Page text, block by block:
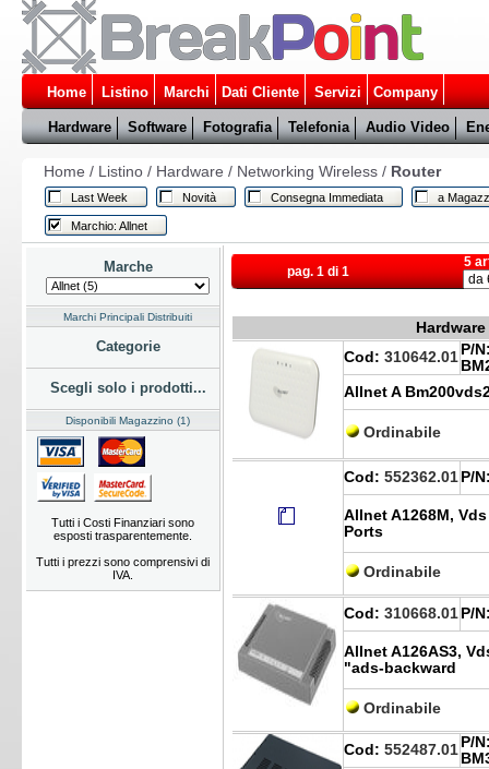
Home Listino Marchi Dati Cliente Servizi Company
Hardware Software Fotografia Telefonia Audio Video
Home / Listino/ Hardware / Networking Wireless/ Router
Last Week Novità Consegna Immediata a
Marchio: Allnet
Marche
Marchi Principali Distribuiti
Categorie
Scegli solo i prodotti...
Disponibili Magazzino (1)
Tutti i Costi Finanziari sono
esposti trasparentemente.
Tutti i prezzi sono comprensivi di
IVA.
pag. 1 di 1
5
Cod: 310642.01 P/
Allnet A
Ordinabile
Cod: 552362.01 P/
Allnet A1268M,
Ports
Ordinabile
Cod: 310668.01 P/
Allnet A126AS3,
"ads-backward
Ordinabile
Cod: 552487.01 P/